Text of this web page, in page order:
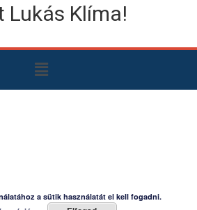
Lukás Klíma!
a sütik használatát el kell fogadni.